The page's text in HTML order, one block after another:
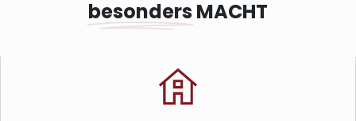
besonders MACHT